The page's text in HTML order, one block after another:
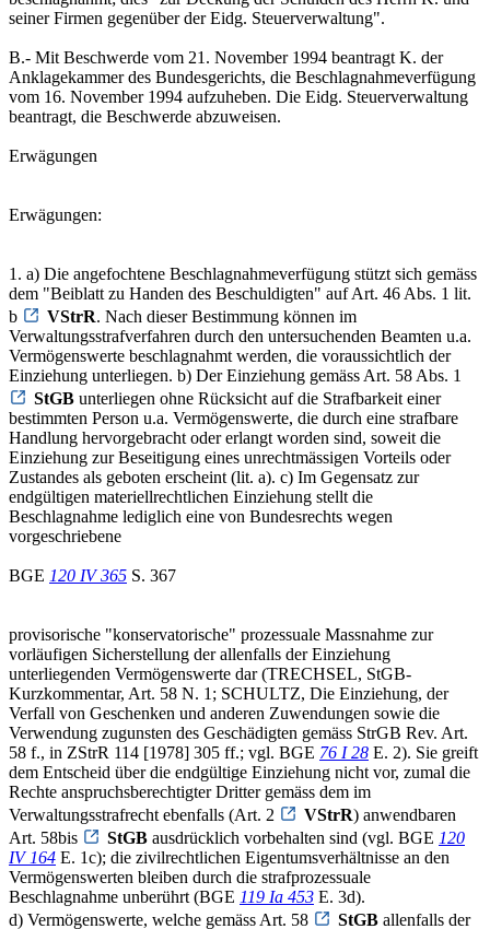
seiner Firmen gegenüber der Eidg. Steuerverwaltung".
B.- Mit Beschwerde vom 21. November 1994 beantragt K. der
Anklagekammer des Bundesgerichts, die Beschlagnahmeverfügung
vom 16. November 1994 aufzuheben. Die Eidg. Steuerverwaltung
beantragt, die Beschwerde abzuweisen.
Erwägungen
Erwägungen:
1. a) Die angefochtene Beschlagnahmeverfügung stützt sich gemäss
dem "Beiblatt zu Handen des Beschuldigten" auf Art. 46 Abs. 1 lit.
b
VStrR. Nach dieser Bestimmung können im
Verwaltungsstrafverfahren durch den untersuchenden Beamten u.a.
Vermögenswerte beschlagnahmt werden, die voraussichtlich der
Einziehung unterliegen. b) Der Einziehung gemäss Art. 58 Abs. 1
StGB unterliegen ohne Rücksicht auf die Strafbarkeit einer
bestimmten Person u.a. Vermögenswerte, die durch eine strafbare
Handlung hervorgebracht oder erlangt worden sind, soweit die
Einziehung zur Beseitigung eines unrechtmässigen Vorteils oder
Zustandes als geboten erscheint (lit. a). c) Im Gegensatz zur
endgültigen materiellrechtlichen Einziehung stellt die
Beschlagnahme lediglich eine von Bundesrechts wegen
vorgeschriebene
BGE 120 IV 365 S. 367
provisorische "konservatorische" prozessuale Massnahme zur
vorläufigen Sicherstellung der allenfalls der Einziehung
unterliegenden Vermögenswerte dar (TRECHSEL, StGB-
Kurzkommentar, Art. 58 N. 1; SCHULTZ, Die Einziehung, der
Verfall von Geschenken und anderen Zuwendungen sowie die
Verwendung zugunsten des Geschädigten gemäss StrGB Rev. Art.
58 f., in ZStrR 114 [1978] 305 ff.; vgl. BGE 76 I 28 E. 2). Sie greift
dem Entscheid über die endgültige Einziehung nicht vor, zumal die
Rechte anspruchsberechtigter Dritter gemäss dem im
Verwaltungsstrafrecht ebenfalls (Art. 2
VStrR) anwendbaren
Art. 58bis
StGB ausdrücklich vorbehalten sind (vgl. BGE 120
IV 164 E. 1c); die zivilrechtlichen Eigentumsverhältnisse an den
Vermögenswerten bleiben durch die strafprozessuale
Beschlagnahme unberührt (BGE 119 Ia 453 E. 3d).
d) Vermögenswerte, welche gemäss Art. 58
StGB allenfalls der